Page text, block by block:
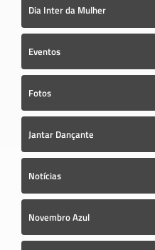
Dia Inter da Mulher
Eventos
Fotos
Jantar Dançante
Notícias
Novembro Azul